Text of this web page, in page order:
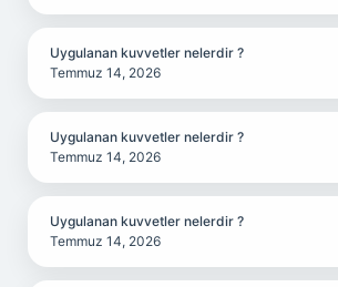
Uygulanan kuvvetler nelerdir ?
Temmuz 14, 2026
Uygulanan kuvvetler nelerdir ?
Temmuz 14, 2026
Uygulanan kuvvetler nelerdir ?
Temmuz 14, 2026